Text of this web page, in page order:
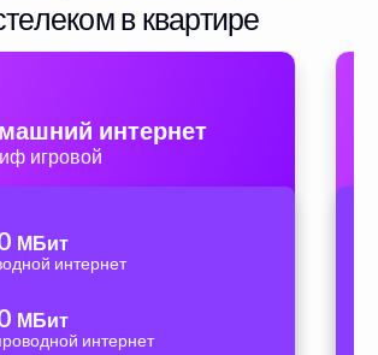
в квартире
интернет
игровой
МБит
интернет
МБит
интернет